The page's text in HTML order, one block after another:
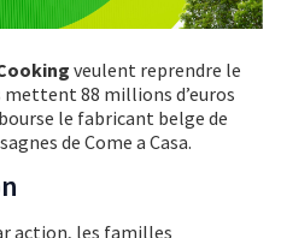
veulent reprendre le
88 millions d’euros
le fabricant belge de
de Come a Casa.
action, les familles